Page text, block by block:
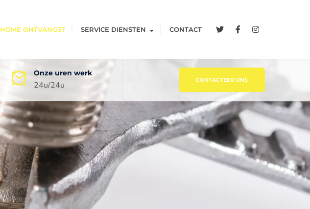
HOME ONTVANGST SERVICE DIENSTEN CONTACT
Onze uren werk
24u/24u CONTACTEER ONS